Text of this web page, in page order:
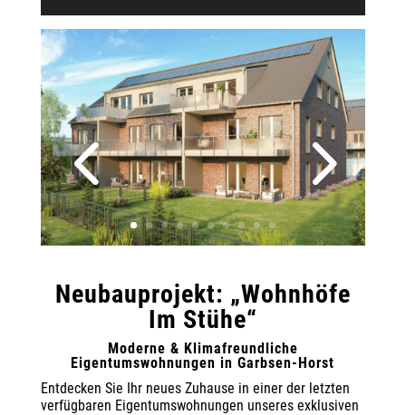
Neubauprojekt: „Wohnhöfe
Im Stühe“
Moderne & Klimafreundliche
Eigentumswohnungen in Garbsen-Horst
Entdecken Sie Ihr neues Zuhause in einer der letzten
verfügbaren Eigentumswohnungen unseres exklusiven